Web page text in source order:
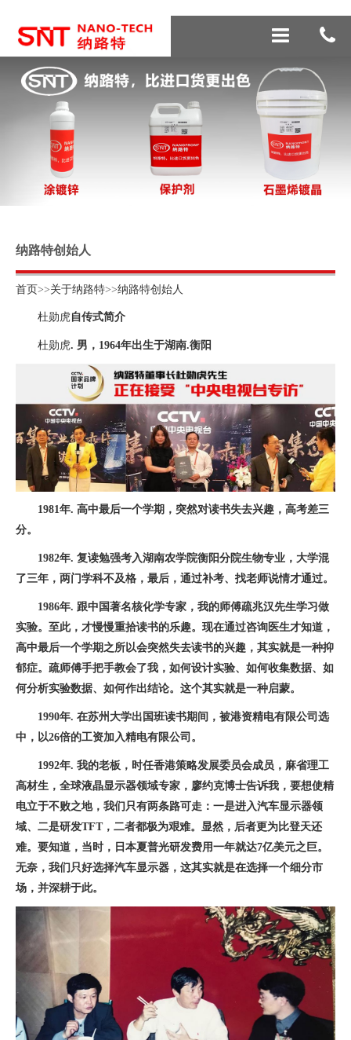
纳路特创始人
首页>>关于纳路特>>纳路特创始人
杜勋虎自传式简介
杜勋虎. 男，1964年出生于湖南.衡阳
1981年. 高中最后一个学期，突然对读书失去兴趣，高考差三
分。
1982年. 复读勉强考入湖南农学院衡阳分院生物专业，大学混
了三年，两门学科不及格，最后，通过补考、找老师说情才通过。
1986年. 跟中国著名核化学专家，我的师傅疏兆汉先生学习做
实验。至此，才慢慢重拾读书的乐趣。现在通过咨询医生才知道，
高中最后一个学期之所以会突然失去读书的兴趣，其实就是一种抑
郁症。疏师傅手把手教会了我，如何设计实验、如何收集数据、如
何分析实验数据、如何作出结论。这个其实就是一种启蒙。
1990年. 在苏州大学出国班读书期间，被港资精电有限公司选
中，以26倍的工资加入精电有限公司。
1992年. 我的老板，时任香港策略发展委员会成员，麻省理工
高材生，全球液晶显示器领域专家，廖约克博士告诉我，要想使精
电立于不败之地，我们只有两条路可走：一是进入汽车显示器领
域、二是研发TFT，二者都极为艰难。显然，后者更为比登天还
难。要知道，当时，日本夏普光研发费用一年就达7亿美元之巨。
无奈，我们只好选择汽车显示器，这其实就是在选择一个细分市
场，并深耕于此。